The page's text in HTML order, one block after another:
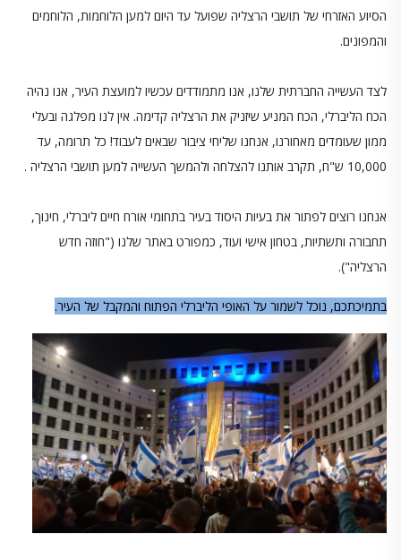
הסיוע האזרחי של תושבי הרצליה שפועל עד היום למען הלוחמות, הלוחמים
והמפונים.
לצד העשייה החברתית שלנו, אנו מתמודדים עכשיו למועצת העיר, אנו נהיה
הכח הליברלי, הכח המניע שיזניק את הרצליה קדימה. אין לנו מפלגה ובעלי
ממון שעומדים מאחורנו, אנחנו שליחי ציבור שבאים לעבוד! כל תרומה, עד
10,000 ש"ח, תקרב אותנו להצלחה ולהמשך העשייה למען תושבי הרצליה .
אנחנו רוצים לפתור את בעיות היסוד בעיר בתחומי אורח חיים ליברלי, חינוך,
תחבורה ותשתיות, בטחון אישי ועוד, כמפורט באתר שלנו ("חוזה חדש
הרצליה").
בתמיכתכם, נוכל לשמור על האופי הליברלי הפתוח והמקבל של העיר.